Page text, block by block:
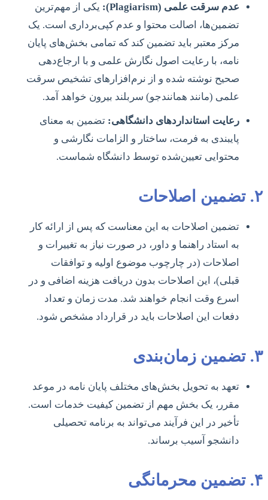
عدم سرقت علمی (Plagiarism):
یکی از مهم‌ترین
تضمین‌ها، اصالت محتوا و عدم کپی‌برداری است. یک
مرکز معتبر باید تضمین کند که تمامی بخش‌های پایان
نامه، با رعایت اصول نگارش علمی و با ارجاع‌دهی
صحیح نوشته شده و از نرم‌افزارهای تشخیص سرقت
علمی (مانند همانندجو) سربلند بیرون خواهد آمد.
رعایت استانداردهای دانشگاهی: تضمین به معنای
پایبندی به فرمت، ساختار و الزامات نگارشی و
محتوایی تعیین‌شده توسط دانشگاه شماست.
۲. تضمین اصلاحات
تضمین اصلاحات به این معناست که پس از ارائه کار
به استاد راهنما و داور، در صورت نیاز به تغییرات و
اصلاحات (در چارچوب موضوع اولیه و توافقات
قبلی)، این اصلاحات بدون دریافت هزینه اضافی و در
اسرع وقت انجام خواهند شد. مدت زمان و تعداد
دفعات این اصلاحات باید در قرارداد مشخص شود.
۳. تضمین زمان‌بندی
تعهد به تحویل بخش‌های مختلف پایان نامه در موعد
مقرر، یک بخش مهم از تضمین کیفیت خدمات است.
تأخیر در این فرآیند می‌تواند به برنامه تحصیلی
دانشجو آسیب برساند.
۴. تضمین محرمانگی